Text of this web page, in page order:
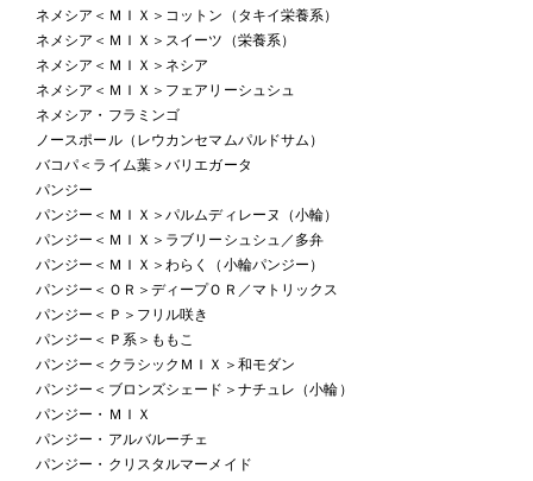
ネメシア＜ＭＩＸ＞コットン（タキイ栄養系）
ネメシア＜ＭＩＸ＞スイーツ（栄養系）
ネメシア＜ＭＩＸ＞ネシア
ネメシア＜ＭＩＸ＞フェアリーシュシュ
ネメシア・フラミンゴ
ノースポール（レウカンセマムパルドサム）
バコパ＜ライム葉＞バリエガータ
パンジー
パンジー＜ＭＩＸ＞パルムディレーヌ（小輪）
パンジー＜ＭＩＸ＞ラブリーシュシュ／多弁
パンジー＜ＭＩＸ＞わらく（小輪パンジー）
パンジー＜ＯＲ＞ディープＯＲ／マトリックス
パンジー＜Ｐ＞フリル咲き
パンジー＜Ｐ系＞ももこ
パンジー＜クラシックＭＩＸ＞和モダン
パンジー＜ブロンズシェード＞ナチュレ（小輪）
パンジー・ＭＩＸ
パンジー・アルバルーチェ
パンジー・クリスタルマーメイド